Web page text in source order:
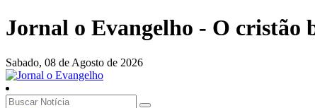
Jornal o Evangelho - O cristão
Sabado, 08 de Agosto de 2026